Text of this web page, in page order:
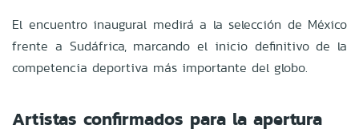
El encuentro inaugural medirá a la selección de México
frente a Sudáfrica, marcando el inicio definitivo de la
competencia deportiva más importante del globo.
Artistas confirmados para la apertura